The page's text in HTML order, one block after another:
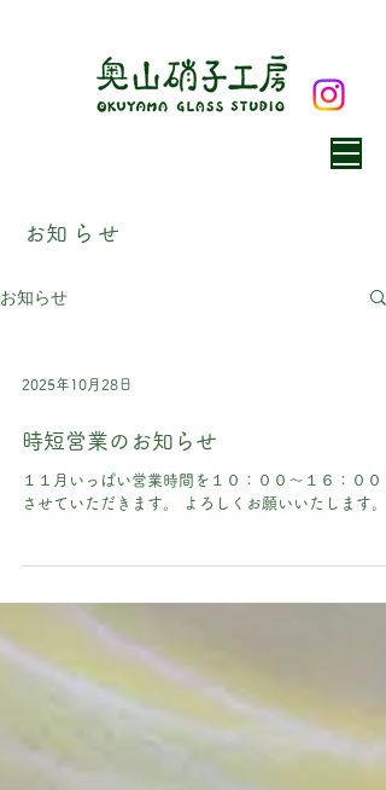
​お知らせ
お知らせ
2025年10月28日
時短営業のお知らせ
１１月いっぱい営業時間を１０：００〜１６：００
させていただきます。 よろしくお願いいたします。